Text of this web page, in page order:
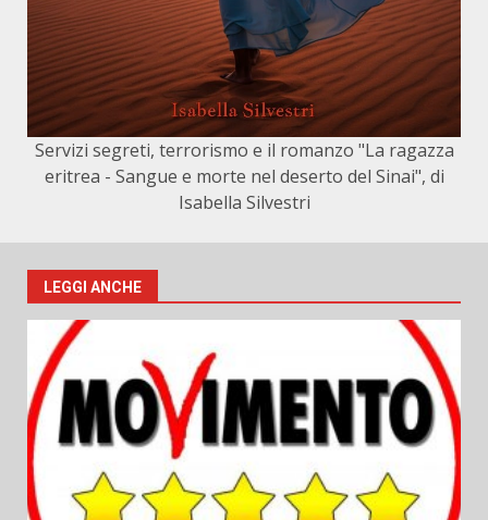
Servizi segreti, terrorismo e il romanzo "La ragazza
eritrea - Sangue e morte nel deserto del Sinai", di
Isabella Silvestri
LEGGI ANCHE